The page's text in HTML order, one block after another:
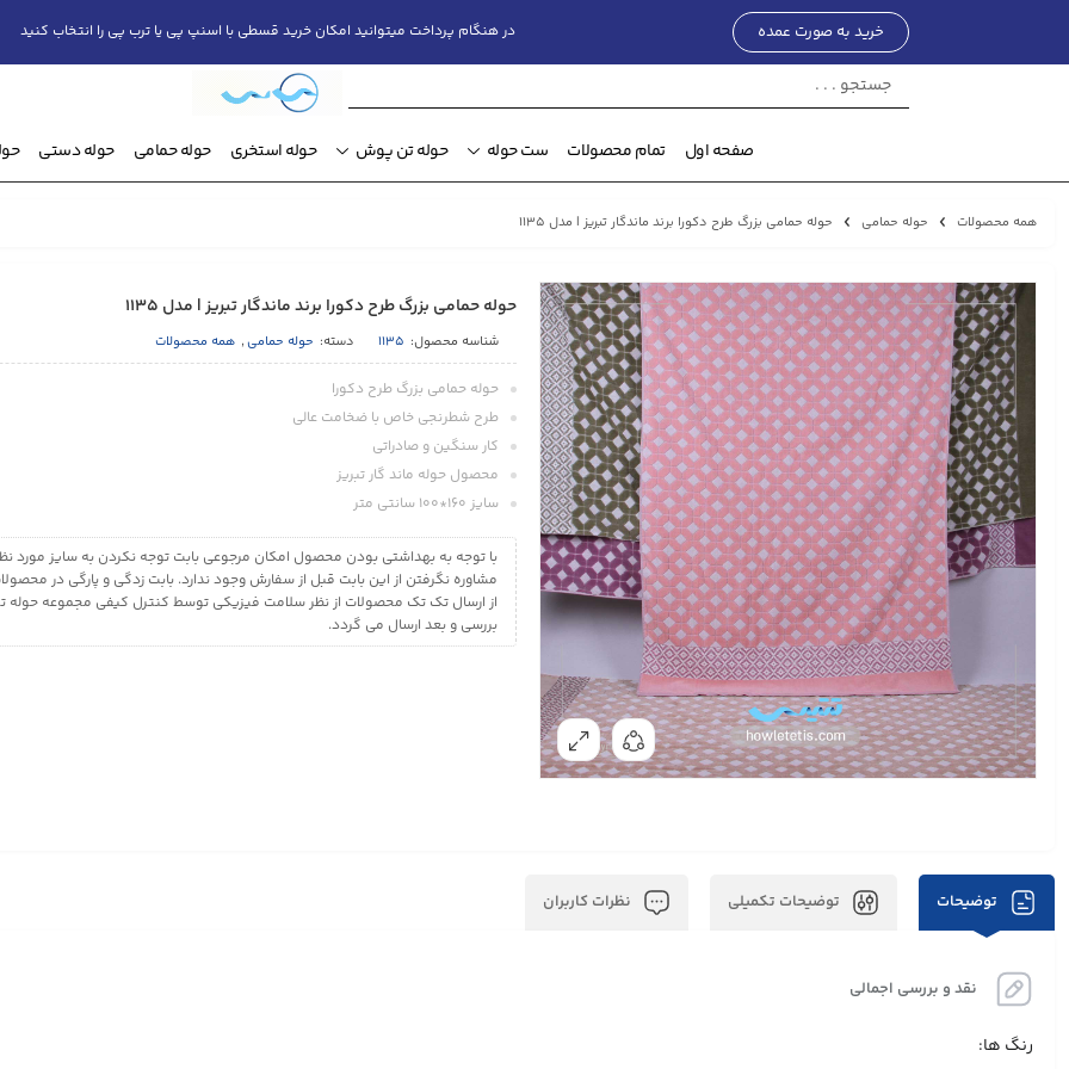
خرید به صورت عمده در هنگام پرداخت میتوانید امکان خرید قسطی با اسنپ پی یا ترب پی را انتخاب کنید
صفحه اول تمام محصولات ست حوله حوله تن پوش حوله استخری حوله حمامی حوله دستی
همه محصولات حوله حمامی حوله حمامی بزرگ طرح دكورا برند ماندگار تبريز | مدل 1135
حوله حمامی بزرگ طرح دكورا برند ماندگار تبريز | مدل 1135
شناسه محصول: 1135 دسته: حوله حمامی, همه محصولات
حوله حمامی بزرگ طرح دكورا
طرح شطرنجی خاص با ضخامت عالی
كار سنگين و صادراتی
محصول حوله ماند گار تبريز
سایز 160*100 سانتی متر
با توجه به بهداشتی بودن محصول امکان مرجوعی بابت توجه نکردن به سایز مورد
مشاوره نگرفتن از این بابت قبل از سفارش وجود ندارد. بابت زدگی و پارگی در
از ارسال تک تک محصولات از نظر سلامت فیزیکی توسط کنترل کیفی مجموعه حوله
بررسی و بعد ارسال می گردد.
توضیحات توضیحات تکمیلی نظرات کاربران
نقد و بررسی اجمالی
رنگ ها: